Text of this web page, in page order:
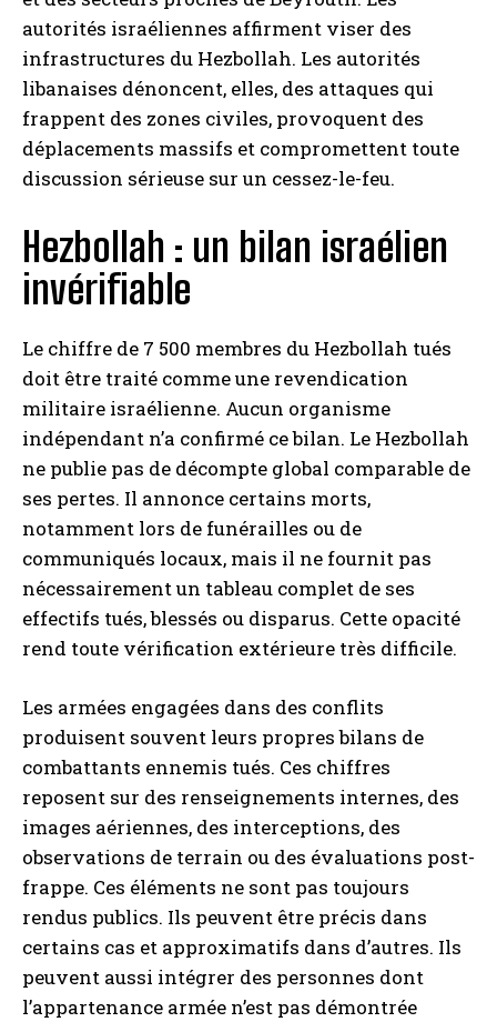
autorités israéliennes affirment viser des
infrastructures du Hezbollah. Les autorités
libanaises dénoncent, elles, des attaques qui
frappent des zones civiles, provoquent des
déplacements massifs et compromettent toute
discussion sérieuse sur un cessez-le-feu.
Hezbollah : un bilan israélien
invérifiable
Le chiffre de 7 500 membres du Hezbollah tués
doit être traité comme une revendication
militaire israélienne. Aucun organisme
indépendant n’a confirmé ce bilan. Le Hezbollah
ne publie pas de décompte global comparable de
ses pertes. Il annonce certains morts,
notamment lors de funérailles ou de
communiqués locaux, mais il ne fournit pas
nécessairement un tableau complet de ses
effectifs tués, blessés ou disparus. Cette opacité
rend toute vérification extérieure très difficile.
Les armées engagées dans des conflits
produisent souvent leurs propres bilans de
combattants ennemis tués. Ces chiffres
reposent sur des renseignements internes, des
images aériennes, des interceptions, des
observations de terrain ou des évaluations post-
frappe. Ces éléments ne sont pas toujours
rendus publics. Ils peuvent être précis dans
certains cas et approximatifs dans d’autres. Ils
peuvent aussi intégrer des personnes dont
l’appartenance armée n’est pas démontrée